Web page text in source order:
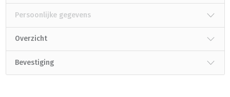
Persoonlijke gegevens
Overzicht
Bevestiging